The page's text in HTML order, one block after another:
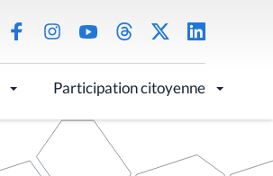
Participation citoyenne